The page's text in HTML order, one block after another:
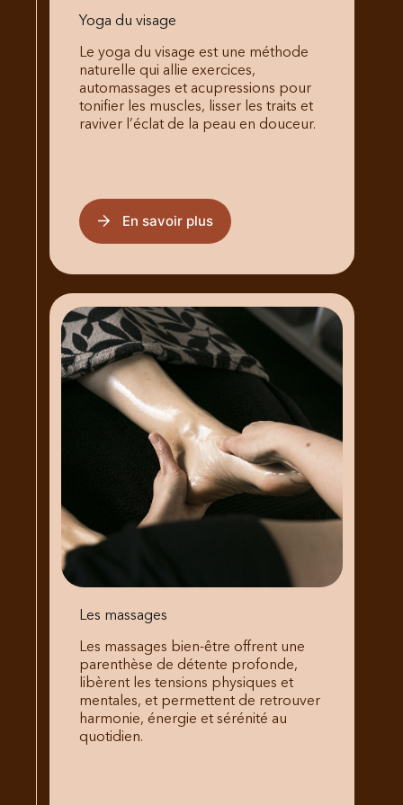
Yoga du visage
Le yoga du visage est une méthode
naturelle qui allie exercices,
automassages et acupressions pour
tonifier les muscles, lisser les traits et
raviver l’éclat de la peau en douceur.
En savoir plus
Les massages
Les massages bien-être offrent une
parenthèse de détente profonde,
libèrent les tensions physiques et
mentales, et permettent de retrouver
harmonie, énergie et sérénité au
quotidien.